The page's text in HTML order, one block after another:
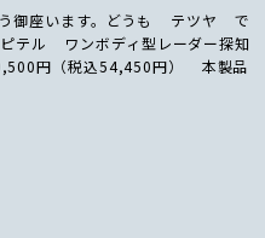
う御座います。どうも テツヤ で
ル ワンボディ型レーダー探知
円（税込54,450円） 本製品